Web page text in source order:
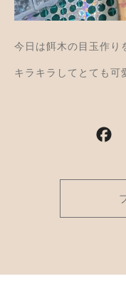
今日は餌木の目玉作り
キラキラしてとても可